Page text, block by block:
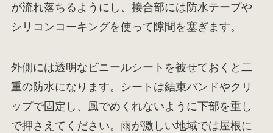
が流れ落ちるようにし、接合部には防水テープや
シリコンコーキングを使って隙間を塞ぎます。
外側には透明なビニールシートを被せておくと二
重の防水になります。シートは結束バンドやクリ
ップで固定し、風でめくれないように下部を重し
で押さえてください。雨が激しい地域では屋根に